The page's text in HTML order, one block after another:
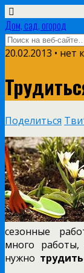
Дом, сад, огород
20.02.2013 •
Поделиться
сезонные
много работы,
нужно